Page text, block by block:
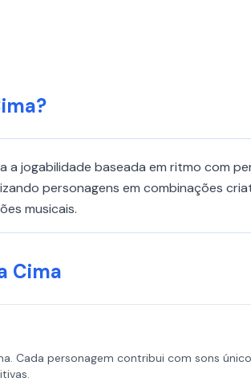
a jogabilidade baseada em ritmo com
personagens em combinações
musicais.
Cima
Cada personagem contribui com sons